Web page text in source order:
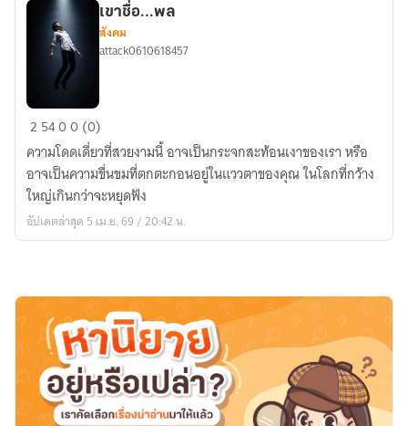
เขา
ชื่อ...พล
เขาชื่อ...พล
สังคม
attack0610618457
2 5400 (0)
ความโดดเดี่ยวที่สวยงามนี้ อาจเป็นกระจกสะท้อนเงาของเรา หรือ
อาจเป็นความขื่นขมที่ตกตะกอนอยู่ในแววตาของคุณ ในโลกที่กว้าง
ใหญ่เกินกว่าจะหยุดฟัง
อัปเดตล่าสุด 5 เม.ย. 69 / 20:42 น.